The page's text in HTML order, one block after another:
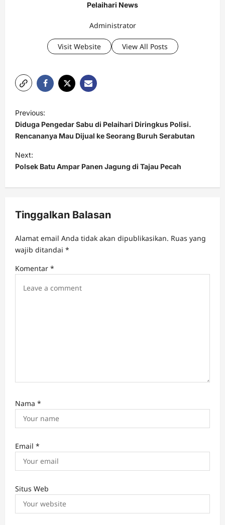
Pelaihari News
Administrator
Visit Website View All Posts
o
s
t
n
a
i
a
i
Previous:
Diduga Pengedar Sabu di Pelaihari Diringkus Polisi.
Rencananya Mau Dijual ke Seorang Buruh Serabutan
Next:
Polsek Batu Ampar Panen Jagung di Tajau Pecah
Tinggalkan Balasan
Alamat email Anda tidak akan dipublikasikan. Ruas yang
wajib ditandai *
Komentar *
Nama *
Email *
Situs Web